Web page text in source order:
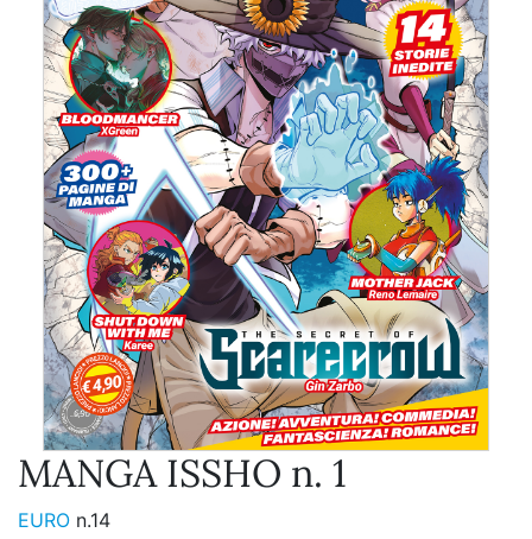
MANGA ISSHO n. 1
EURO n.14